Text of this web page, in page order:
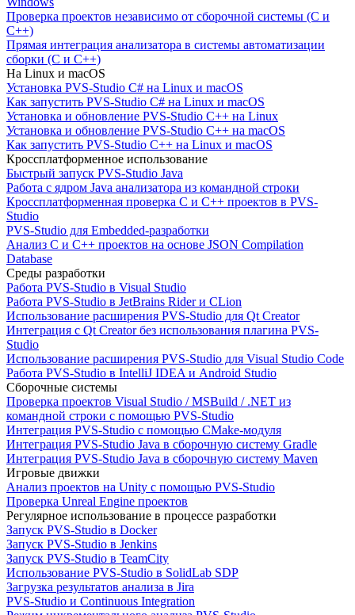
Проверка проектов независимо от сборочной системы (C и
C++)
Прямая интеграция анализатора в системы автоматизации
сборки (C и C++)
На Linux и macOS
Установка PVS-Studio C# на Linux и macOS
Как запустить PVS-Studio C# на Linux и macOS
Установка и обновление PVS-Studio C++ на Linux
Установка и обновление PVS-Studio C++ на macOS
Как запустить PVS-Studio C++ на Linux и macOS
Кроссплатформенное использование
Быстрый запуск PVS-Studio Java
Работа с ядром Java анализатора из командной строки
Кроссплатформенная проверка C и C++ проектов в PVS-
Studio
PVS-Studio для Embedded-разработки
Анализ C и C++ проектов на основе JSON Compilation
Database
Среды разработки
Работа PVS-Studio в Visual Studio
Работа PVS-Studio в JetBrains Rider и CLion
Использование расширения PVS-Studio для Qt Creator
Интеграция с Qt Creator без использования плагина PVS-
Studio
Использование расширения PVS-Studio для Visual Studio Code
Работа PVS-Studio в IntelliJ IDEA и Android Studio
Сборочные системы
Проверка проектов Visual Studio / MSBuild / .NET из
командной строки с помощью PVS-Studio
Интеграция PVS-Studio с помощью CMake-модуля
Интеграция PVS-Studio Java в сборочную систему Gradle
Интеграция PVS-Studio Java в сборочную систему Maven
Игровые движки
Анализ проектов на Unity с помощью PVS-Studio
Проверка Unreal Engine проектов
Регулярное использование в процессе разработки
Запуск PVS-Studio в Docker
Запуск PVS-Studio в Jenkins
Запуск PVS-Studio в TeamCity
Использование PVS-Studio в SolidLab SDP
Загрузка результатов анализа в Jira
PVS-Studio и Continuous Integration